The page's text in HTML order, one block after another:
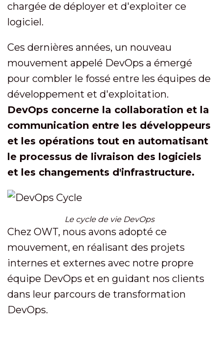
chargée de déployer et d'exploiter ce
logiciel.
Ces dernières années, un nouveau
mouvement appelé DevOps a émergé
pour combler le fossé entre les équipes de
développement et d'exploitation.
DevOps concerne la collaboration et la
communication entre les développeurs
et les opérations tout en automatisant
le processus de livraison des logiciels
et les changements d'infrastructure.
Le cycle de vie DevOps
Chez OWT, nous avons adopté ce
mouvement, en réalisant des projets
internes et externes avec notre propre
équipe DevOps et en guidant nos clients
dans leur parcours de transformation
DevOps.